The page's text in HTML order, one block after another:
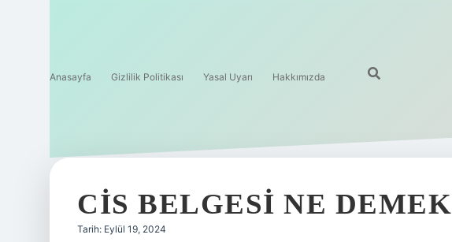
Anasayfa Gizlilik Politikası Yasal Uyarı Hakkımızda
CIS BELGESI NE DEMEK
Tarih: Eylül 19, 2024